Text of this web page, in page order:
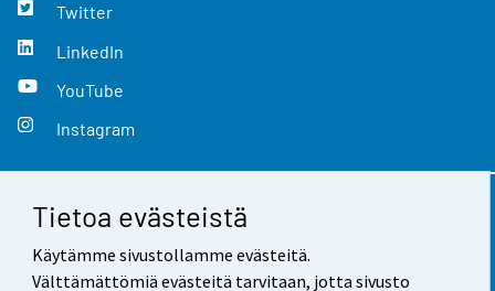
Tietoa evästeistä
Käytämme sivustollamme evästeitä.
Välttämättömiä evästeitä tarvitaan, jotta sivusto
Twitter
LinkedIn
YouTube
Instagram
Yhteystiedot
Palaute